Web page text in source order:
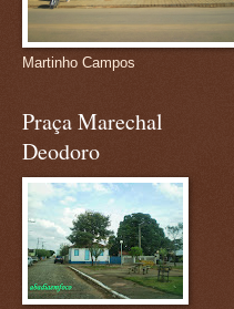
Martinho Campos
Praça Marechal
Deodoro